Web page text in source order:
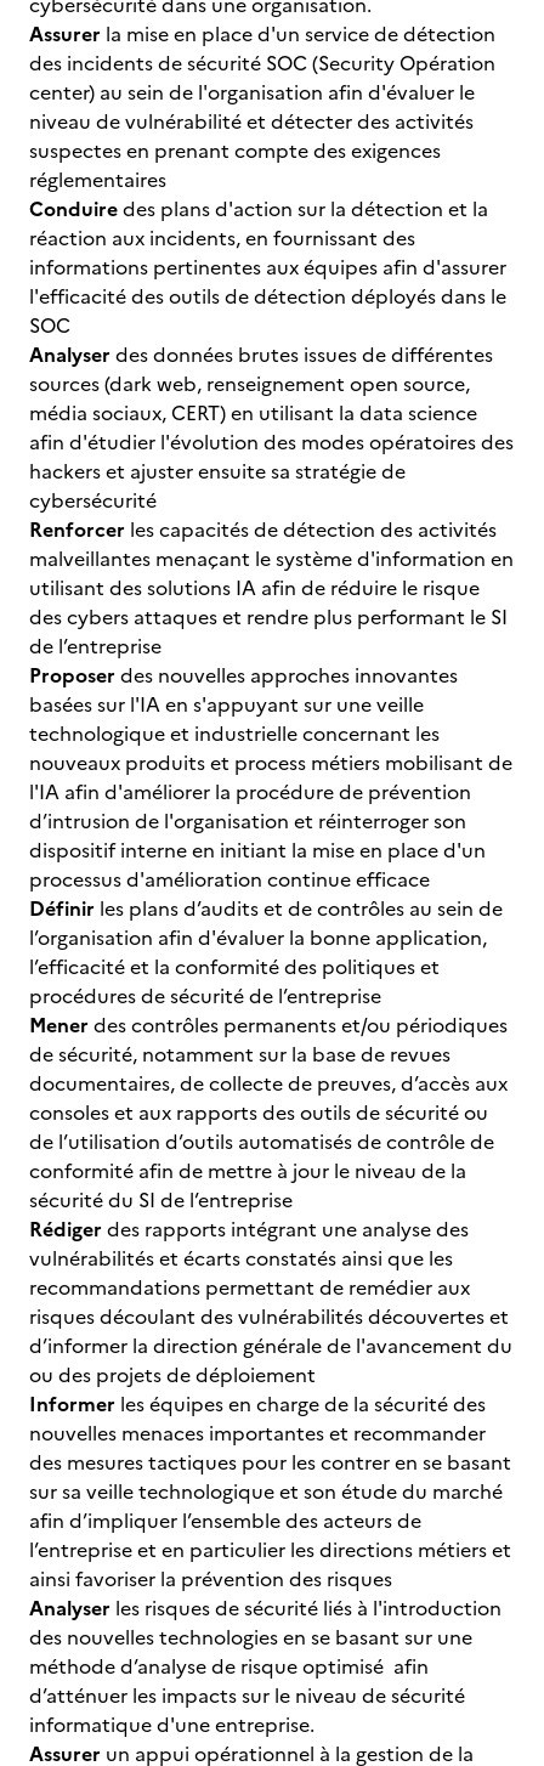
Assurer la mise en place d'un service de détection
des incidents de sécurité SOC (Security Opération
center) au sein de l'organisation afin d'évaluer le
niveau de vulnérabilité et détecter des activités
suspectes en prenant compte des exigences
réglementaires
Conduiredes plans d'action sur la détection et la
réaction aux incidents, en fournissant des
informations pertinentes aux équipes afin d'assurer
l'efficacité des outils de détection déployés dans le
SOC
Analyser des données brutes issues de différentes
sources (dark web, renseignement open source,
média sociaux, CERT) en utilisant la data science
afin d'étudier l'évolution des modes opératoires des
hackers et ajuster ensuite sa stratégie de
cybersécurité
Renforcer les capacités de détection des activités
malveillantes menaçant le système d'information en
utilisant des solutions IA afin de réduire le risque
des cybers attaques et rendre plus performant le SI
de l’entreprise
Proposer des nouvelles approches innovantes
basées sur l'IA en s'appuyant sur une veille
technologique et industrielle concernant les
nouveaux produits et process métiers mobilisant de
l'IA afin d'améliorer la procédure de prévention
d’intrusion de l'organisation et réinterroger son
dispositif interne en initiant la mise en place d'un
processus d'amélioration continue efficace
Définir les plans d’audits et de contrôles au sein de
l’organisation afin d'évaluer la bonne application,
l’efficacité et la conformité des politiques et
procédures de sécurité de l’entreprise
Mener des contrôles permanents et/ou périodiques
de sécurité, notamment sur la base de revues
documentaires, de collecte de preuves, d’accès aux
consoles et aux rapports des outils de sécurité ou
de l’utilisation d’outils automatisés de contrôle de
conformité afin de mettre à jour le niveau de la
sécurité du SI de l’entreprise
Rédiger des rapports intégrant une analyse des
vulnérabilités et écarts constatés ainsi que les
recommandations permettant de remédier aux
risques découlant des vulnérabilités découvertes et
d’informer la direction générale de l'avancement du
ou des projets de déploiement
Informer les équipes en charge de la sécurité des
nouvelles menaces importantes et recommander
des mesures tactiques pour les contrer en se basant
sur sa veille technologique et son étude du marché
afin d’impliquer l’ensemble des acteurs de
l’entreprise et en particulier les directions métiers et
ainsi favoriser la prévention des risques
Analyser les risques de sécurité liés à l'introduction
des nouvelles technologies en se basant sur une
méthode d’analyse de risque optimisé afin
d’atténuer les impacts sur le niveau de sécurité
informatique d'une entreprise.
Assurer un appui opérationnel à la gestion de la